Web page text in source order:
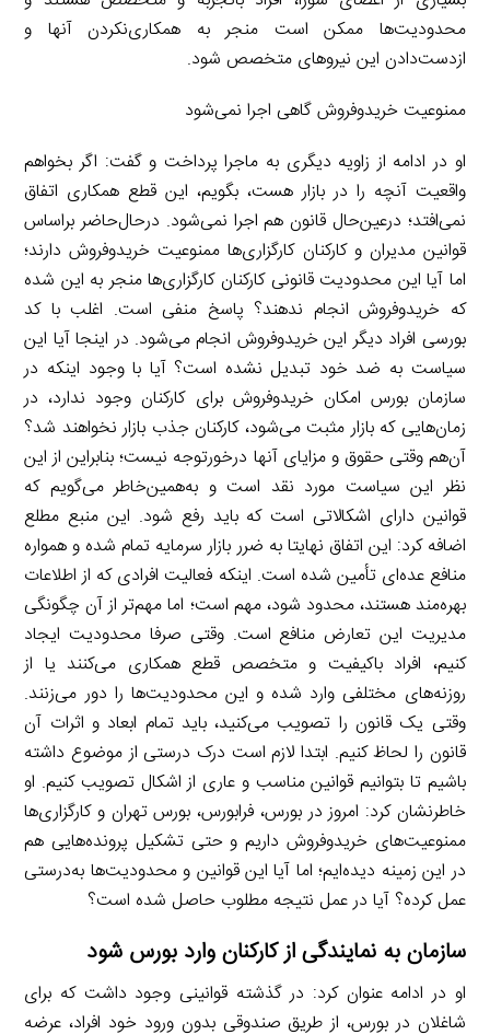
محدودیت‌ها ممکن است منجر به همکاری‌نکردن آنها و
از‌دست‌دادن این نیروهای متخصص شود.
ممنوعیت خرید‌و‌فروش گاهی اجرا نمی‌شود
او در ادامه از زاویه دیگری به ماجرا پرداخت و گفت: اگر بخواهم
واقعیت آنچه را در بازار هست، بگویم، این قطع همکاری اتفاق
نمی‌افتد؛ در‌عین‌حال قانون هم اجرا نمی‌شود. در‌حال‌حاضر بر‌اساس
قوانین مدیران و کارکنان کارگزاری‌ها ممنوعیت خرید‌و‌فروش دارند؛
اما آیا این محدودیت قانونی کارکنان کارگزاری‌ها منجر به این شده
که خرید‌و‌فروش انجام ندهند؟ پاسخ منفی است. اغلب با کد
بورسی افراد دیگر این خرید‌و‌فروش انجام می‌شود. در اینجا آیا این
سیاست به ضد خود تبدیل نشده است؟ آیا با وجود اینکه در
سازمان بورس امکان خرید‌و‌فروش برای کارکنان وجود ندارد، در
زمان‌هایی که بازار مثبت می‌شود، کارکنان جذب بازار نخواهند شد؟
آن‌هم وقتی حقوق و مزایای آنها درخور‌توجه نیست؛ بنابراین از این
نظر این سیاست مورد نقد است و به‌همین‌خاطر می‌گویم که
قوانین دارای اشکالاتی است که باید رفع شود. این منبع مطلع
اضافه کرد: این اتفاق نهایتا به ضرر بازار سرمایه تمام شده و همواره
منافع عده‌ای تأمین شده است. اینکه فعالیت افرادی که از اطلاعات
بهره‌مند هستند، محدود شود، مهم است؛ اما مهم‌تر از آن چگونگی
مدیریت این تعارض منافع است. وقتی صرفا محدودیت ایجاد
کنیم، افراد با‌کیفیت و متخصص قطع همکاری می‌کنند یا از
روزنه‌های مختلفی وارد شده و این محدودیت‌ها را دور می‌زنند.
وقتی یک قانون را تصویب می‌کنید، باید تمام ابعاد و اثرات آن
قانون را لحاظ کنیم. ابتدا لازم است درک درستی از موضوع داشته
باشیم تا بتوانیم قوانین مناسب و عاری از اشکال تصویب کنیم. او
خاطرنشان کرد: امروز در بورس، فرابورس، بورس تهران و کارگزاری‌ها
ممنوعیت‌های خرید‌و‌فروش داریم و حتی تشکیل پرونده‌هایی هم
در این زمینه دیده‌ایم؛ اما آیا این قوانین و محدودیت‌ها به‌درستی
عمل کرده؟ آیا در عمل نتیجه مطلوب حاصل شده است؟
سازمان به نمایندگی از کارکنان وارد بورس شود
او در ادامه عنوان کرد: در گذشته قوانینی وجود داشت که برای
شاغلان در بورس، از طریق صندوقی بدون ورود خود افراد، عرضه